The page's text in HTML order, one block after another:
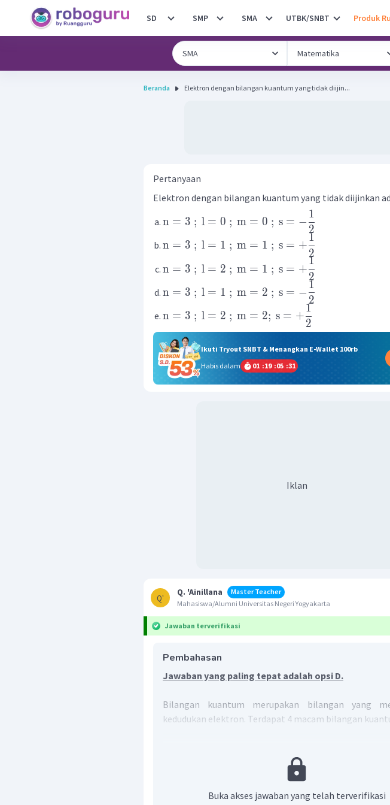
SD SMP SMA UTBK/SNBT Produk
Beranda Elektron dengan bilangan kuantum yang tidak diijin...
Pertanyaan
Elektron dengan bilangan kuantum yang tidak diijinkan
n = 3 ; l = 0 ; m = 0 ; s = −
2
1
n = 3 ; l = 1 ; m = 1 ; s = +
2
1
n = 3 ; l = 2 ; m = 1 ; s = +
2
1
n = 3 ; l = 1 ; m = 2 ; s = −
2
1
n = 3 ; l = 2 ; m = 2; s = +
2
1
Ikuti Tryout SNBT & Menangkan E-Wallet 100rb
Habis dalam
01 :19 :05 :30
Iklan
Q'
Q. 'Ainillana
Master Teacher
Mahasiswa/Alumni Universitas Negeri Yogyakarta
Jawaban terverifikasi
Pembahasan
Jawaban yang paling tepat adalah opsi D.
Bilangan kuantum merupakan bilangan yang
kedudukan elektron. Terdapat 4 macam bilangan
Bilangan kuantum utama (n
Bilangan kuantum utama tidak pernah bernilai nol.
Buka akses jawaban yang telah terverifikasi